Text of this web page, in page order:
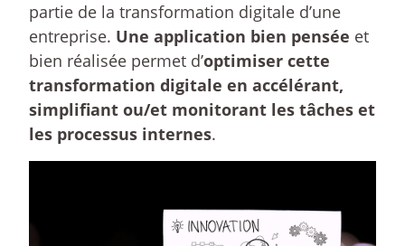
partie de la transformation digitale d’une
entreprise. Une application bien pensée et
bien réalisée permet d’optimiser cette
transformation digitale en accélérant,
simplifiant ou/et monitorant les tâches et
les processus internes.